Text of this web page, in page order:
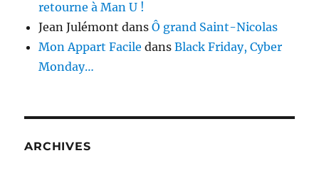
retourne à Man U !
Jean Julémont dansÔ grand Saint-Nicolas
Mon Appart Facile dansBlack Friday, Cyber
Monday…
ARCHIVES